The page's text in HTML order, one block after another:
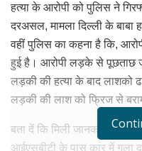
हत्या के आरोपी को पुलिस ने
दरअसल, मामला दिल्ली के बाबा
वहीं पुलिस का कहना है कि,
हुई है। आरोपी लड़के से पूछताछ
लड़की की हत्या के बाद लाशको
लड़की की लाश को फ्रिज से
बता दें कि मिली जानकारी के
आईएसबीटी के पास कार में गला